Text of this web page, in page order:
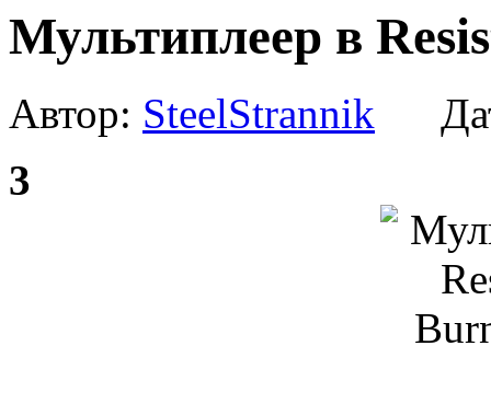
Мультиплеер в
Автор: SteelStrannik
3